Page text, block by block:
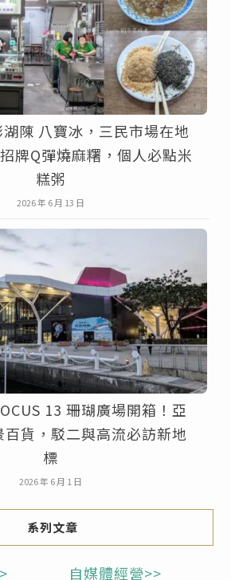
陳 八寶冰，三民市場在地
牌Q彈燒麻糬，個人必點米
糕粥
2026 年 6 月 13 日
13 珊瑚廣場開箱！亞
貨，駁二與高流必訪新地
標
2026 年 6 月 1 日
系列文章
自媒體經營>>